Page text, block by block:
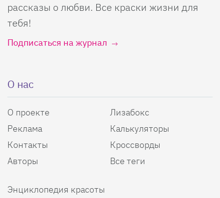
рассказы о любви. Все краски жизни для
тебя!
Подписаться на журнал
О нас
О проекте
Реклама
Контакты
Авторы
Лизабокс
Калькуляторы
Кроссворды
Все теги
Энциклопедия красоты